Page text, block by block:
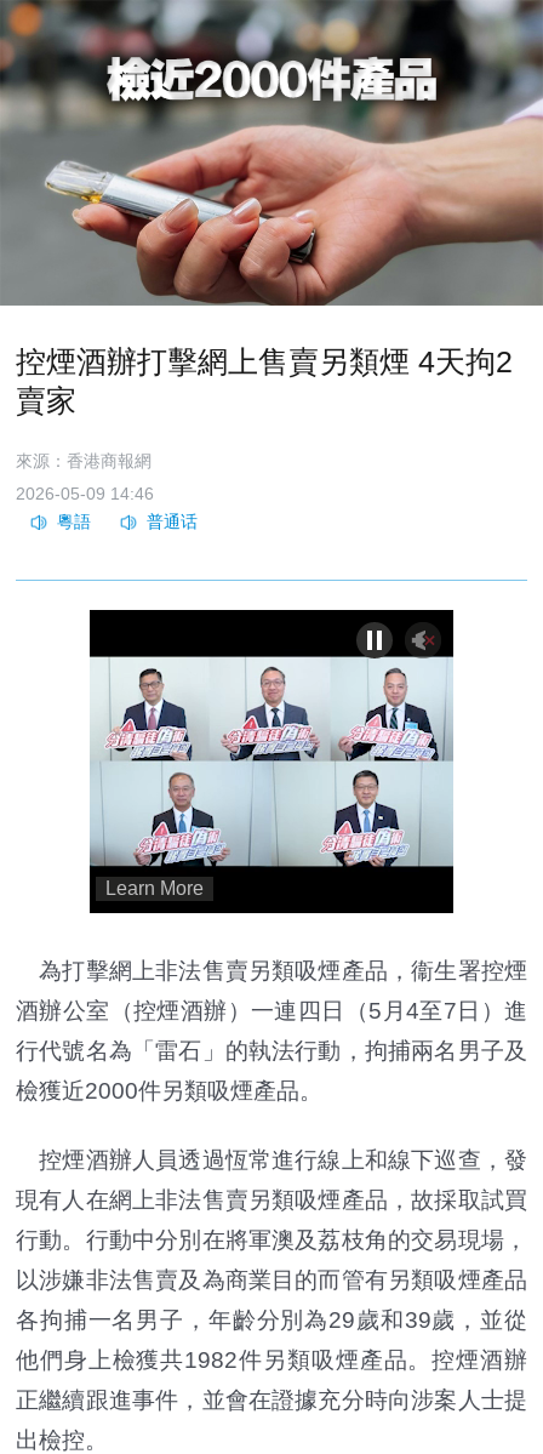
控煙酒辦打擊網上售賣另類煙 4天拘2
賣家
來源：香港商報網
2026-05-09 14:46
為打擊網上非法售賣另類吸煙產品，衞生署控煙
酒辦公室（控煙酒辦）一連四日（5月4至7日）進
行代號名為「雷石」的執法行動，拘捕兩名男子及
檢獲近2000件另類吸煙產品。
控煙酒辦人員透過恆常進行線上和線下巡查，發
現有人在網上非法售賣另類吸煙產品，故採取試買
行動。行動中分別在將軍澳及荔枝角的交易現場，
以涉嫌非法售賣及為商業目的而管有另類吸煙產品
各拘捕一名男子，年齡分別為29歲和39歲，並從
他們身上檢獲共1982件另類吸煙產品。控煙酒辦
正繼續跟進事件，並會在證據充分時向涉案人士提
出檢控。